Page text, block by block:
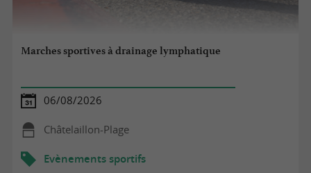
Marches sportives à drainage lymphatique
06/08/2026
Châtelaillon-Plage
Evènements sportifs